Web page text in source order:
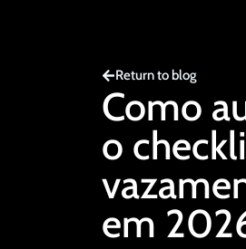
Return to blog
Como
o
em